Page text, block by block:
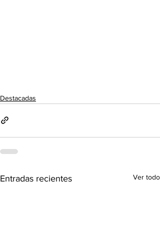
Destacadas
Entradas recientes Ver todo